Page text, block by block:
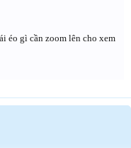
éo gì cần zoom lên cho xem